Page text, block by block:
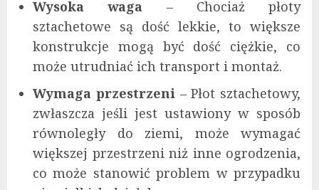
Wysoka waga – Chociaż płoty
sztachetowe są dość lekkie, to większe
konstrukcje mogą być dość ciężkie, co
może utrudniać ich transport i montaż.
Wymaga przestrzeni – Płot sztachetowy,
zwłaszcza jeśli jest ustawiony w sposób
równoległy do ziemi, może wymagać
większej przestrzeni niż inne ogrodzenia,
co może stanowić problem w przypadku